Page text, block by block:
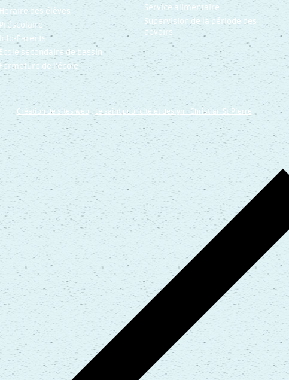
des élèves
Parents
secondaire de bassin
de l’école
Service alimentaire
Supervision de la période des
devoirs
Création de sites web : Le saint publicité et design - Christian St-Pierre